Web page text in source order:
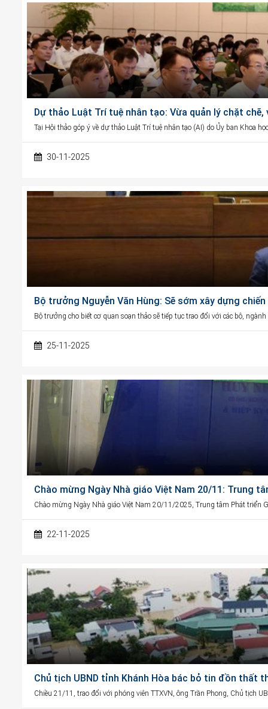
Dự thảo Luật Trí tuệ nhân tạo: Vừa quản lý chặt
Tại Hội thảo góp ý về dự thảo Luật Trí tuệ nhân tạo (AI) do Ủy ban Khoa
30-11-2025
Bộ trưởng Nguyễn Văn Hùng: Sẽ sớm xây dựng
Bộ trưởng cho biết cơ quan soạn thảo sẽ tiếp tục trao đổi với các bộ,
25-11-2025
Chào mừng Ngày Nhà giáo Việt Nam 20/11: Trung
Chào mừng Ngày Nhà giáo Việt Nam 20/11/2025, Trung tâm Phát triển
22-11-2025
Chủ tịch UBND tỉnh Khánh Hòa bác bỏ tin đồn thất
Chiều 21/11, trao đổi với phóng viên TTXVN, ông Trần Phong, Chủ tịch